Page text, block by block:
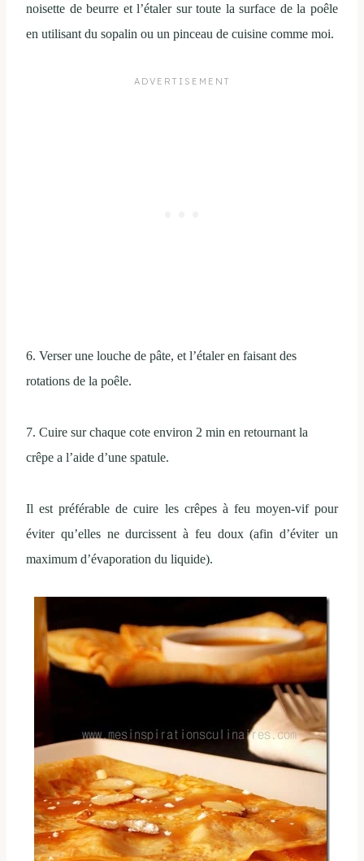
noisette de beurre et l’étaler sur toute la surface de la poêle
en utilisant du sopalin ou un pinceau de cuisine comme moi.
6. Verser une louche de pâte, et l’étaler en faisant des
rotations de la poêle.
7. Cuire sur chaque cote environ 2 min en retournant la
crêpe a l’aide d’une spatule.
Il est préférable de cuire les crêpes à feu moyen-vif pour
éviter qu’elles ne durcissent à feu doux (afin d’éviter un
maximum d’évaporation du liquide).